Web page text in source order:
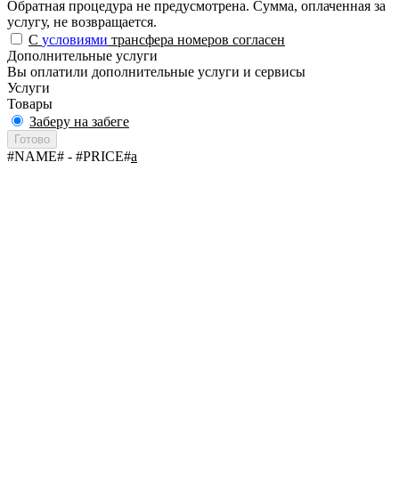
Обратная процедура не предусмотрена. Сумма, оплаченная за
услугу, не возвращается.
С условиями трансфера номеров согласен
Дополнительные услуги
Вы оплатили дополнительные услуги и сервисы
Услуги
Товары
Заберу на забеге
Готово
#NAME# - #PRICE#a